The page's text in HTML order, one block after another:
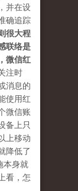
并在设
确追踪
很大程
联络是
微信红
注时
消息的
使用红
微信账
备上只
上移动
降低了
本身就
看，怎